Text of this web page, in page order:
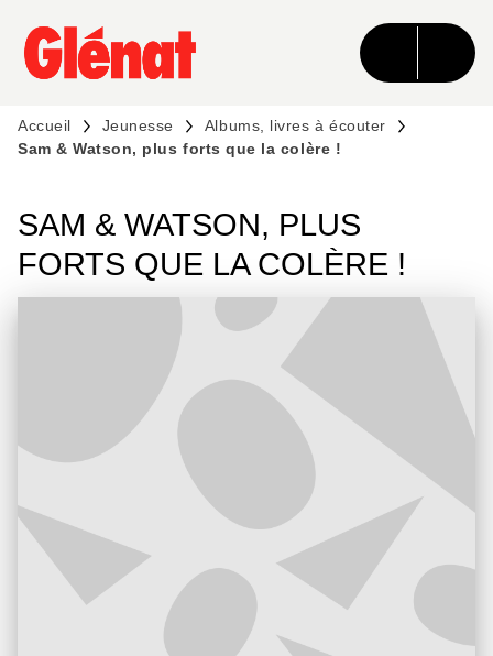
MENU RECHERCHE CONTENU
PIED DE PAGE
Accueil Jeunesse
Albums, livres à écouter
Sam & Watson, plus forts que la colère !
SAM & WATSON, PLUS
FORTS QUE LA COLÈRE !